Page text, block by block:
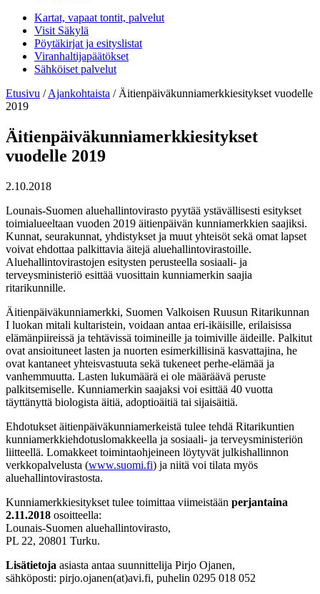
Kartat, vapaat tontit, palvelut
Visit Säkylä
Pöytäkirjat ja esityslistat
Viranhaltijapäätökset
Sähköiset palvelut
Etusivu /Ajankohtaista / Äitienpäiväkunniamerkkiesitykset vuodelle
2019
Äitienpäiväkunniamerkkiesitykset
vuodelle 2019
2.10.2018
Lounais-Suomen aluehallintovirasto pyytää ystävällisesti esitykset
toimialueeltaan vuoden 2019 äitienpäivän kunniamerkkien saajiksi.
Kunnat, seurakunnat, yhdistykset ja muut yhteisöt sekä omat lapset
voivat ehdottaa palkittavia äitejä aluehallintovirastoille.
Aluehallintovirastojen esitysten perusteella sosiaali- ja
terveysministeriö esittää vuosittain kunniamerkin saajia
ritarikunnille.
Äitienpäiväkunniamerkki, Suomen Valkoisen Ruusun Ritarikunnan
I luokan mitali kultaristein, voidaan antaa eri-ikäisille, erilaisissa
elämänpiireissä ja tehtävissä toimineille ja toimiville äideille. Palkitut
ovat ansioituneet lasten ja nuorten esimerkillisinä kasvattajina, he
ovat kantaneet yhteisvastuuta sekä tukeneet perhe-elämää ja
vanhemmuutta. Lasten lukumäärä ei ole määräävä peruste
palkitsemiselle. Kunniamerkin saajaksi voi esittää 40 vuotta
täyttänyttä biologista äitiä, adoptioäitiä tai sijaisäitiä.
Ehdotukset äitienpäiväkunniamerkeistä tulee tehdä Ritarikuntien
kunniamerkkiehdotuslomakkeella ja sosiaali- ja terveysministeriön
liitteellä. Lomakkeet toimintaohjeineen löytyvät julkishallinnon
verkkopalvelusta (www.suomi.fi) ja niitä voi tilata myös
aluehallintovirastosta.
Kunniamerkkiesitykset tulee toimittaa viimeistään perjantaina
2.11.2018 osoitteella:
Lounais-Suomen aluehallintovirasto,
PL 22, 20801 Turku.
Lisätietoja asiasta antaa suunnittelija Pirjo Ojanen,
sähköposti: pirjo.ojanen(at)avi.fi, puhelin 0295 018 052